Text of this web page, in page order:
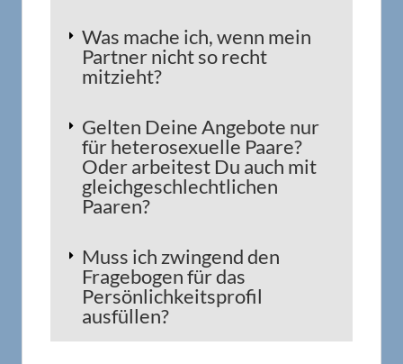
Was mache ich, wenn mein
Partner nicht so recht
mitzieht?
Gelten Deine Angebote nur
für heterosexuelle Paare?
Oder arbeitest Du auch mit
gleichgeschlechtlichen
Paaren?
Muss ich zwingend den
Fragebogen für das
Persönlichkeitsprofil
ausfüllen?